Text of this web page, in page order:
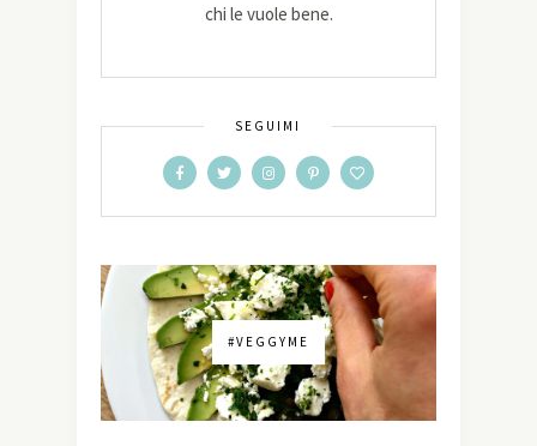
chi le vuole bene.
SEGUIMI
#VEGGYME